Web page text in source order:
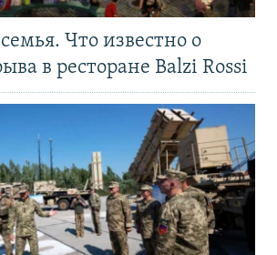
Что известно о
в ресторане Balzi Rossi